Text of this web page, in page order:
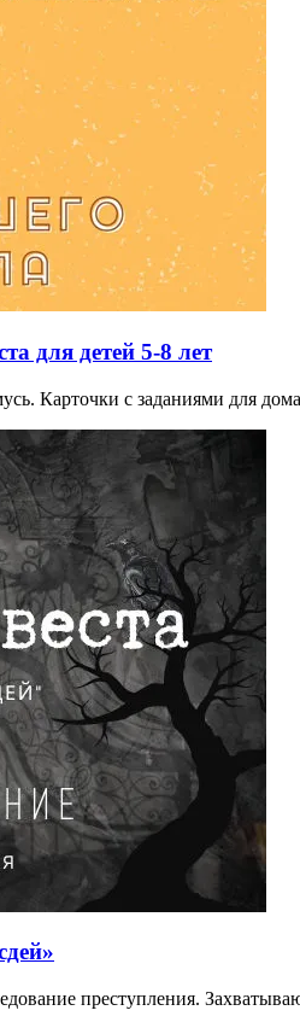
для детей 5-8 лет
Карточки с заданиями для
преступления.